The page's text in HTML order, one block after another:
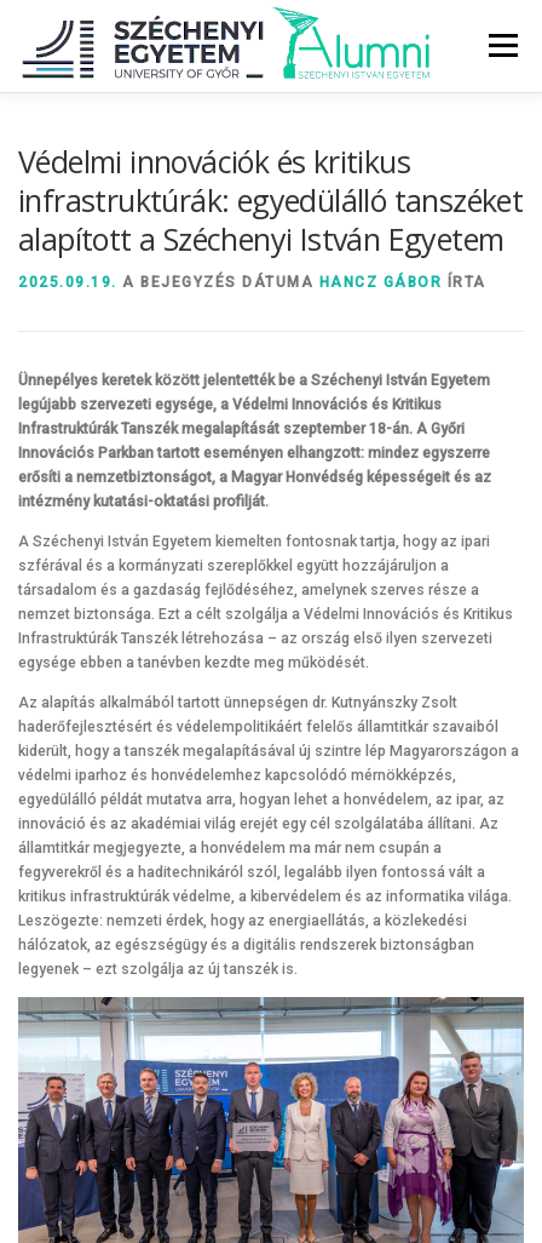
tartalomhoz
Menü
DIPLOMAÁTADÓ DIPLOMÁN TÚL
Védelmi innovációk és kritikus
infrastruktúrák: egyedülálló tanszéket
alapított a Széchenyi István Egyetem
2025.09.19. A BEJEGYZÉS DÁTUMA HANCZ GÁBOR ÍRTA
Ünnepélyes keretek között jelentették be a Széchenyi István Egyetem
legújabb szervezeti egysége, a Védelmi Innovációs és Kritikus
Infrastruktúrák Tanszék megalapítását szeptember 18-án. A Győri
Innovációs Parkban tartott eseményen elhangzott: mindez egyszerre
erősíti a nemzetbiztonságot, a Magyar Honvédség képességeit és az
intézmény kutatási-oktatási profilját.
A Széchenyi István Egyetem kiemelten fontosnak tartja, hogy az ipari
szférával és a kormányzati szereplőkkel együtt hozzájáruljon a
társadalom és a gazdaság fejlődéséhez, amelynek szerves része a
nemzet biztonsága. Ezt a célt szolgálja a Védelmi Innovációs és Kritikus
Infrastruktúrák Tanszék létrehozása – az ország első ilyen szervezeti
egysége ebben a tanévben kezdte meg működését.
Az alapítás alkalmából tartott ünnepségen dr. Kutnyánszky Zsolt
haderőfejlesztésért és védelempolitikáért felelős államtitkár szavaiból
kiderült, hogy a tanszék megalapításával új szintre lép Magyarországon a
védelmi iparhoz és honvédelemhez kapcsolódó mérnökképzés,
egyedülálló példát mutatva arra, hogyan lehet a honvédelem, az ipar, az
innováció és az akadémiai világ erejét egy cél szolgálatába állítani. Az
államtitkár megjegyezte, a honvédelem ma már nem csupán a
fegyverekről és a haditechnikáról szól, legalább ilyen fontossá vált a
kritikus infrastruktúrák védelme, a kibervédelem és az informatika világa.
Leszögezte: nemzeti érdek, hogy az energiaellátás, a közlekedési
hálózatok, az egészségügy és a digitális rendszerek biztonságban
legyenek – ezt szolgálja az új tanszék is.